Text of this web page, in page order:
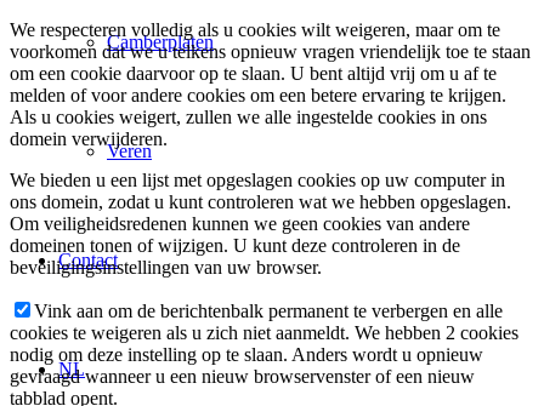
Camberplaten
Veren
Contact
NL
We respecteren volledig als u cookies wilt weigeren, maar om te
voorkomen dat we u telkens opnieuw vragen vriendelijk toe te staan
om een cookie daarvoor op te slaan. U bent altijd vrij om u af te
melden of voor andere cookies om een betere ervaring te krijgen.
Als u cookies weigert, zullen we alle ingestelde cookies in ons
domein verwijderen.
We bieden u een lijst met opgeslagen cookies op uw computer in
ons domein, zodat u kunt controleren wat we hebben opgeslagen.
Om veiligheidsredenen kunnen we geen cookies van andere
domeinen tonen of wijzigen. U kunt deze controleren in de
beveiligingsinstellingen van uw browser.
Vink aan om de berichtenbalk permanent te verbergen en alle
cookies te weigeren als u zich niet aanmeldt. We hebben 2 cookies
nodig om deze instelling op te slaan. Anders wordt u opnieuw
gevraagd wanneer u een nieuw browservenster of een nieuw
tabblad opent.